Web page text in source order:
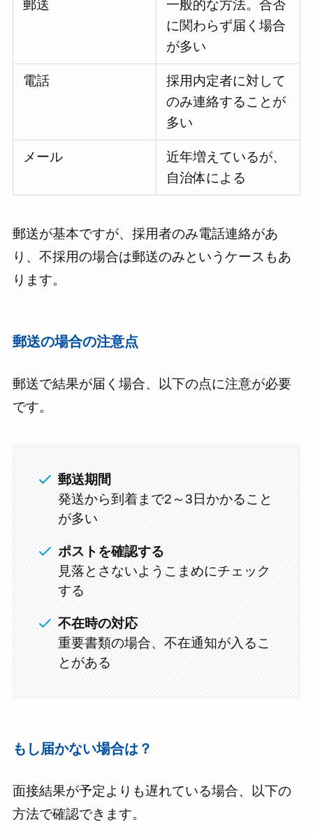
郵送
一般的な方法。合否
に関わらず届く場合
が多い
電話
採用内定者に対して
のみ連絡することが
多い
メール
近年増えているが、
自治体による
郵送が基本ですが、採用者のみ電話連絡があ
り、不採用の場合は郵送のみというケースもあ
ります。
郵送の場合の注意点
郵送で結果が届く場合、以下の点に注意が必要
です。
郵送期間
発送から到着まで2～3日かかること
が多い
ポストを確認する
見落とさないようこまめにチェック
する
不在時の対応
重要書類の場合、不在通知が入るこ
とがある
もし届かない場合は？
面接結果が予定よりも遅れている場合、以下の
方法で確認できます。